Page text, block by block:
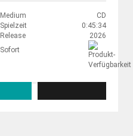
Medium
CD
Spielzeit
0:45:34
Release
2026
Sofort